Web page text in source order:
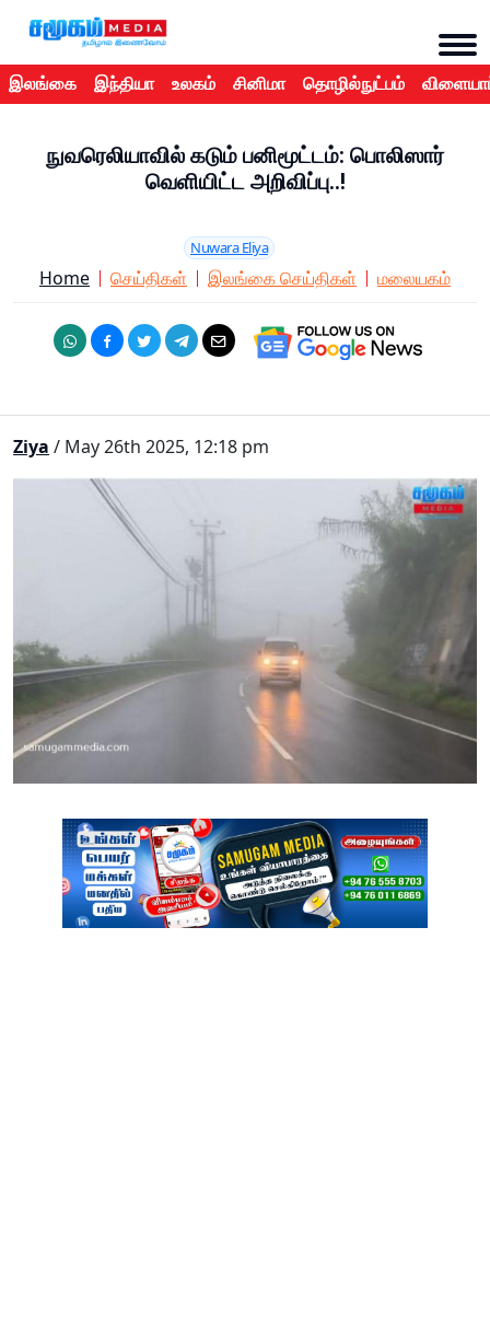
இலங்கை இந்தியா உலகம் சினிமா தொழில்நுட்பம்
நுவரெலியாவில் கடும் பனிமூட்டம்: பொலிஸார்
வெளியிட்ட அறிவிப்பு..!
Nuwara Eliya
Home செய்திகள் இலங்கை செய்திகள் மலையகம்
Ziya / May 26th 2025, 12:18 pm